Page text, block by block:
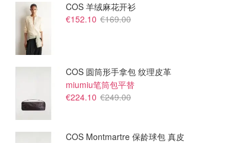
€120.00
Nike Air Force 1 休闲鞋
€119.00
COS 羊绒麻花开衫
€152.10 €169.00
COS 圆筒形手拿包 纹理皮革
miumiu笔筒包平替
€224.10 €249.00
COS Montmartre 保龄球包 真皮